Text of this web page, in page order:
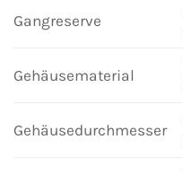
Gangreserve
Gehäusematerial
Gehäusedurchmesser